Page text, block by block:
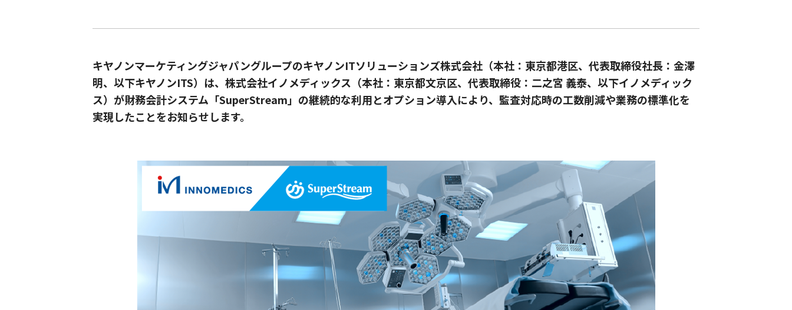
キヤノンマーケティングジャパングループのキヤノンITソリューションズ株式会社（本社：東京都港区、代表取締役社長：金澤
明、以下キヤノンITS）は、株式会社イノメディックス（本社：東京都文京区、代表取締役：二之宮 義泰、以下イノメディック
ス）が財務会計システム「SuperStream」の継続的な利用とオプション導入により、監査対応時の工数削減や業務の標準化を
実現したことをお知らせします。